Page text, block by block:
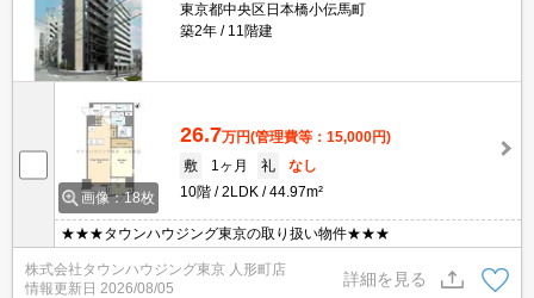
東京都中央区日本橋小伝馬町
築2年
11階建
画像：18枚
26.7万円(管理費等：15,000円)
敷
1ヶ月 礼
なし
10階
2LDK 44.97m²
★★★タウンハウジング東京の取り扱い物件★★★
株式会社タウンハウジング東京 人形町店
情報更新日 2026/08/05
詳細を見る